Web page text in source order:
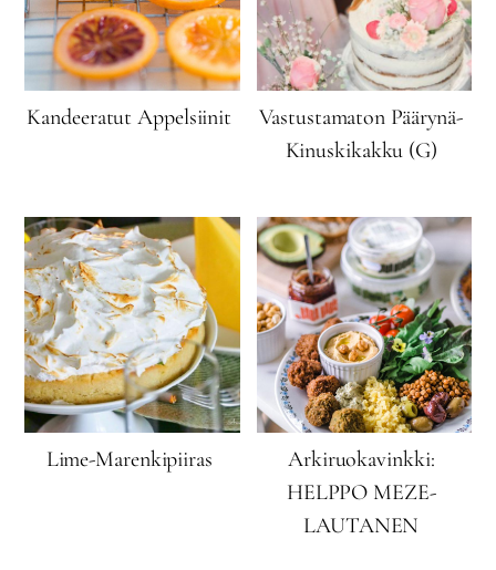
Kandeeratut Appelsiinit
Vastustamaton Päärynä-
Kinuskikakku (G)
Lime-Marenkipiiras
Arkiruokavinkki:
HELPPO MEZE-
LAUTANEN